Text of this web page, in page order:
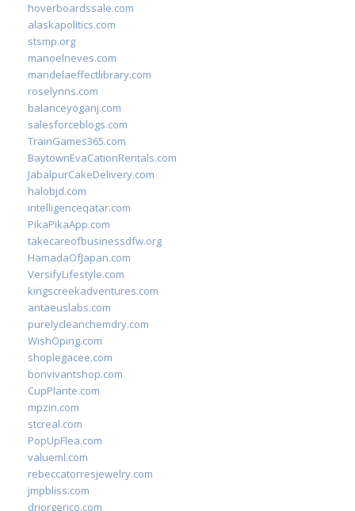
hoverboardssale.com
alaskapolitics.com
stsmp.org
manoelneves.com
mandelaeffectlibrary.com
roselynns.com
balanceyoganj.com
salesforceblogs.com
TrainGames365.com
BaytownEvaCationRentals.com
JabalpurCakeDelivery.com
halobjd.com
intelligenceqatar.com
PikaPikaApp.com
takecareofbusinessdfw.org
HamadaOfJapan.com
VersifyLifestyle.com
kingscreekadventures.com
antaeuslabs.com
purelycleanchemdry.com
WishOping.com
shoplegacee.com
bonvivantshop.com
CupPlante.com
mpzin.com
stcreal.com
PopUpFlea.com
valueml.com
rebeccatorresjewelry.com
jmpbliss.com
drjorgerico.com